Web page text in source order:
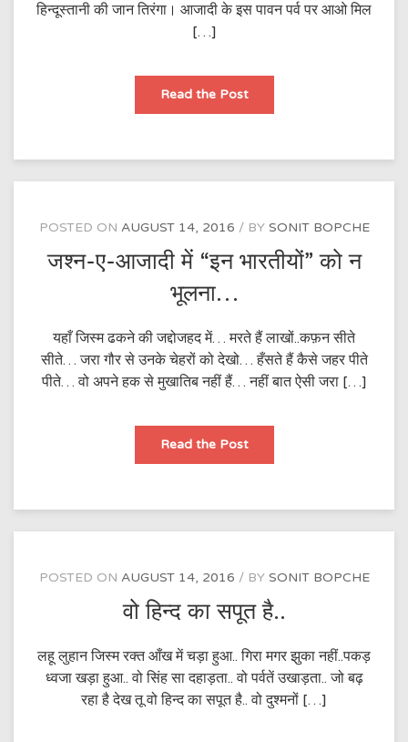
हिन्दूस्तानी की जान तिरंगा। आजादी के इस पावन पर्व पर आओ मिल
[…]
Read the Postतिरंगा
POSTED ON AUGUST 14, 2016 BY SONIT BOPCHE
जश्न-ए-आजादी में “इन भारतीयों” को न
भूलना…
यहाँ जिस्म ढकने की जद्दोजहद में… मरते हैं लाखों..कफ़न सीते
सीते… जरा गौर से उनके चेहरों को देखो… हँसते हैं कैसे जहर पीते
पीते… वो अपने हक से मुखातिब नहीं हैं… नहीं बात ऐसी जरा […]
Read the Postजश्न-
आजादी
भारतीयों”
न
POSTED ON AUGUST 14, 2016 BY SONIT BOPCHE
वो हिन्द का सपूत है..
लहू लुहान जिस्म रक्त आँख में चड़ा हुआ.. गिरा मगर झुका नहीं..पकड़
ध्वजा खड़ा हुआ.. वो सिंह सा दहाड़ता.. वो पर्वतें उखाड़ता.. जो बढ़
रहा है देख तू वो हिन्द का सपूत है.. वो दुश्मनों […]